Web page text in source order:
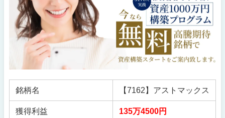
銘柄名 【7162】アストマックス
獲得利益 135万4500円